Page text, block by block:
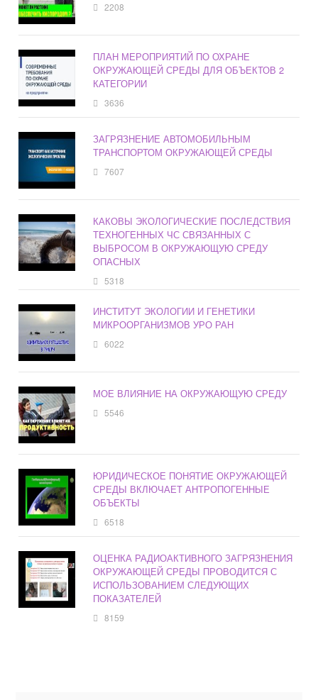
2208
ПЛАН МЕРОПРИЯТИЙ ПО ОХРАНЕ
ОКРУЖАЮЩЕЙ СРЕДЫ ДЛЯ ОБЪЕКТОВ 2
КАТЕГОРИИ
3636
ЗАГРЯЗНЕНИЕ АВТОМОБИЛЬНЫМ
ТРАНСПОРТОМ ОКРУЖАЮЩЕЙ СРЕДЫ
7607
КАКОВЫ ЭКОЛОГИЧЕСКИЕ ПОСЛЕДСТВИЯ
ТЕХНОГЕННЫХ ЧС СВЯЗАННЫХ С
ВЫБРОСОМ В ОКРУЖАЮЩУЮ СРЕДУ
ОПАСНЫХ
5318
ИНСТИТУТ ЭКОЛОГИИ И ГЕНЕТИКИ
МИКРООРГАНИЗМОВ УРО РАН
6022
МОЕ ВЛИЯНИЕ НА ОКРУЖАЮЩУЮ СРЕДУ
5546
ЮРИДИЧЕСКОЕ ПОНЯТИЕ ОКРУЖАЮЩЕЙ
СРЕДЫ ВКЛЮЧАЕТ АНТРОПОГЕННЫЕ
ОБЪЕКТЫ
6518
ОЦЕНКА РАДИОАКТИВНОГО ЗАГРЯЗНЕНИЯ
ОКРУЖАЮЩЕЙ СРЕДЫ ПРОВОДИТСЯ С
ИСПОЛЬЗОВАНИЕМ СЛЕДУЮЩИХ
ПОКАЗАТЕЛЕЙ
8159